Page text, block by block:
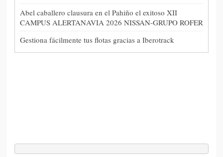
Abel caballero clausura en el Pahiño el exitoso XII
CAMPUS ALERTANAVIA 2026 NISSAN-GRUPO ROFER
Gestiona fácilmente tus flotas gracias a Iberotrack